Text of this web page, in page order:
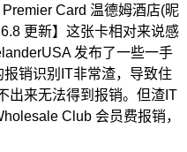
Card 温德姆酒店(昵
更新】这张卡相对来说感
发布了一些一手
销识别IT非常渣，导致住
出来无法得到报销。但渣IT
Club 会员费报销，